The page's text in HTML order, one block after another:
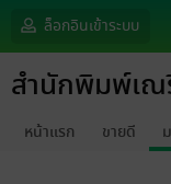
ล็อกอินเข้าระบบ
สำนักพิมพ์เณ
หน้าแรก ขายดี